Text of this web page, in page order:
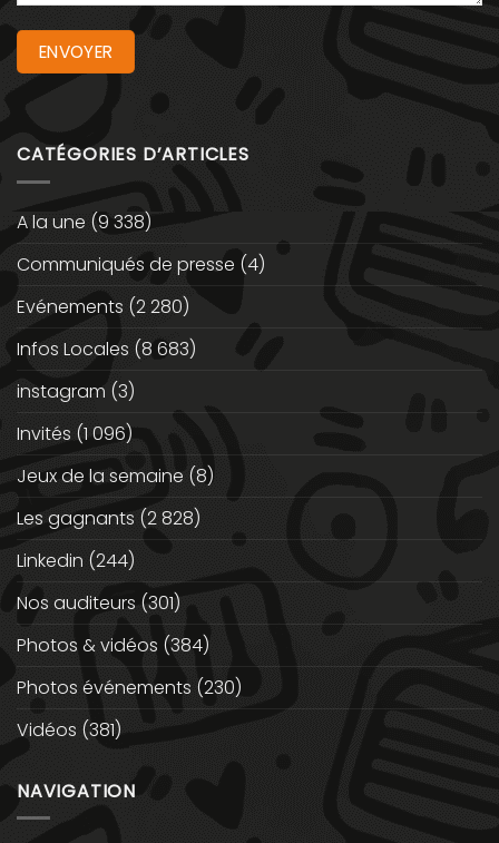
CATÉGORIES D’ARTICLES
A la une (9 338)
Communiqués de presse (4)
Evénements (2 280)
Infos Locales (8 683)
instagram (3)
Invités (1 096)
Jeux de la semaine (8)
Les gagnants (2 828)
Linkedin (244)
Nos auditeurs (301)
Photos & vidéos (384)
Photos événements (230)
Vidéos (381)
NAVIGATION